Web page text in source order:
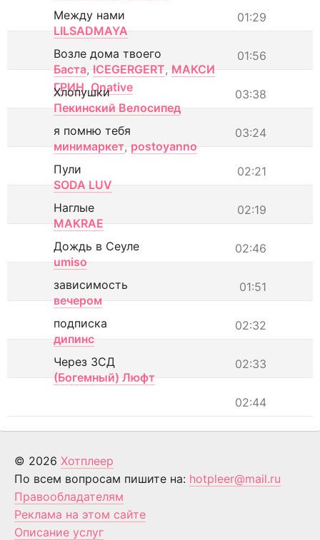
01:29
Между нами
LILSADMAYA
01:56
Возле дома твоего
Баста, ICEGERGERT, МАКСИ
ГРИН, Onative 03:38
Хлопушки
Пекинский Велосипед
03:24
я помню тебя
минимаркет, postoyanno
02:21
Пули
SODA LUV
02:19
Наглые
MAKRAE
02:46
Дождь в Сеуле
umiso
01:51
зависимость
вечером
02:32
подписка
дипинс
02:33
Через ЗСД
(Богемный) Люфт
02:44
© 2026 Хотплеер
По всем вопросам пишите на: hotpleer@mail.ru
Правообладателям
Реклама на этом сайте
Описание услуг